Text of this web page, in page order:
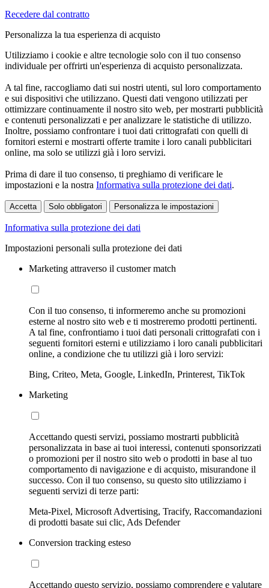
Recedere dal contratto
Personalizza la tua esperienza di acquisto
Utilizziamo i cookie e altre tecnologie solo con il tuo consenso
individuale per offrirti un'esperienza di acquisto personalizzata.
A tal fine, raccogliamo dati sui nostri utenti, sul loro comportamento
e sui dispositivi che utilizzano. Questi dati vengono utilizzati per
ottimizzare continuamente il nostro sito web, per mostrarti pubblicità
e contenuti personalizzati e per analizzare le statistiche di utilizzo.
Inoltre, possiamo confrontare i tuoi dati crittografati con quelli di
fornitori esterni e mostrarti offerte tramite i loro canali pubblicitari
online, ma solo se utilizzi già i loro servizi.
Prima di dare il tuo consenso, ti preghiamo di verificare le
impostazioni e la nostra Informativa sulla protezione dei dati.
Accetta Solo obbligatori Personalizza le impostazioni
Informativa sulla protezione dei dati
Impostazioni personali sulla protezione dei dati
Marketing attraverso il customer match
Con il tuo consenso, ti informeremo anche su promozioni
esterne al nostro sito web e ti mostreremo prodotti pertinenti.
A tal fine, confrontiamo i tuoi dati personali crittografati con i
seguenti fornitori esterni e utilizziamo i loro canali pubblicitari
online, a condizione che tu utilizzi già i loro servizi:
Bing, Criteo, Meta, Google, LinkedIn, Printerest, TikTok
Marketing
Accettando questi servizi, possiamo mostrarti pubblicità
personalizzata in base ai tuoi interessi, contenuti sponsorizzati
o promozioni per il nostro sito web o prodotti in base al tuo
comportamento di navigazione e di acquisto, misurandone il
successo. Con il tuo consenso, su questo sito utilizziamo i
seguenti servizi di terze parti:
Meta-Pixel, Microsoft Advertising, Tracify, Raccomandazioni
di prodotti basate sui clic, Ads Defender
Conversion tracking esteso
Accettando questo servizio, possiamo comprendere e valutare